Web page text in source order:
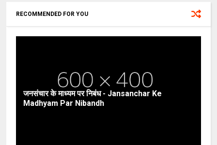
RECOMMENDED FOR YOU
जनसंचार के माध्यम पर निबंध - Jansanchar Ke
Madhyam Par Nibandh